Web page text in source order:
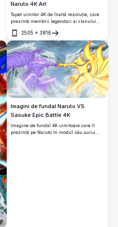
Naruto 4K Art
Tapet uimitor 4K de înaltă rezoluție, care
prezintă membrii legendari ai clanului
Sharingan, efecte de chakră fulger și o
estetică întunecată, cinematografică, care
surprinde puterea și moștenirea clanului.
2505 × 3816
Deschide
Imagini de fundal Naruto VS
Sasuke Epic Battle 4K
Imagine de fundal 4K uimitoare care îl
prezintă pe Naruto în modul său auriu